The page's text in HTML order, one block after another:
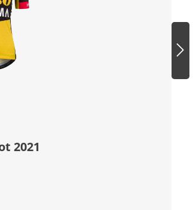
2021